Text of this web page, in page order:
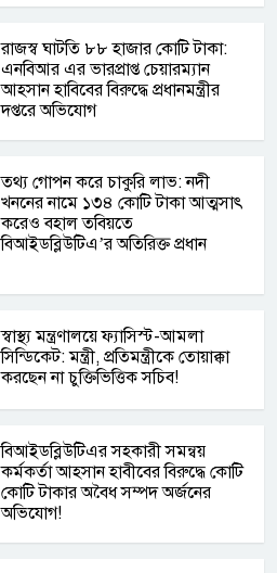
রাজস্ব ঘাটতি ৮৮ হাজার কোটি টাকা:
এনবিআর এর ভারপ্রাপ্ত চেয়ারম্যান
আহসান হাবিবের বিরুদ্ধে প্রধানমন্ত্রীর
দপ্তরে অভিযোগ
তথ্য গোপন করে চাকুরি লাভ: নদী
খননের নামে ১৩৪ কোটি টাকা আত্মসাৎ
করেও বহাল তবিয়তে
বিআইডব্লিউটিএ’র অতিরিক্ত প্রধান
স্বাস্থ্য মন্ত্রণালয়ে ফ্যাসিস্ট-আমলা
সিন্ডিকেট: মন্ত্রী, প্রতিমন্ত্রীকে তোয়াক্কা
করছেন না চুক্তিভিত্তিক সচিব!
বিআইডব্লিউটিএর সহকারী সমন্বয়
কর্মকর্তা আহসান হাবীবের বিরুদ্ধে কোটি
কোটি টাকার অবৈধ সম্পদ অর্জনের
অভিযোগ!